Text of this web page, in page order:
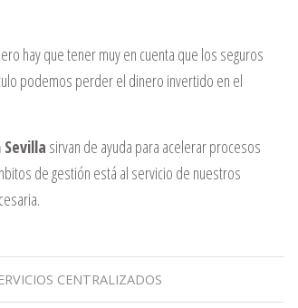
hay que tener muy en cuenta que los seguros
podemos perder el dinero invertido en el
sirvan de ayuda para acelerar procesos
de gestión está al servicio de nuestros
CENTRALIZADOS